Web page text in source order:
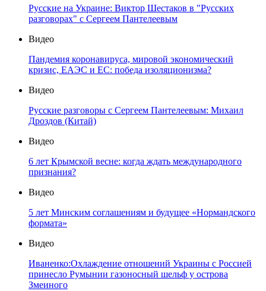
Русские на Украине: Виктор Шестаков в "Русских
разговорах" с Сергеем Пантелеевым
Видео
Пандемия коронавируса, мировой экономический
кризис, ЕАЭС и ЕС: победа изоляционизма?
Видео
Русские разговоры с Сергеем Пантелеевым: Михаил
Дроздов (Китай)
Видео
6 лет Крымской весне: когда ждать международного
признания?
Видео
5 лет Минским соглашениям и будущее «Нормандского
формата»
Видео
Иваненко:Охлаждение отношений Украины с Россией
принесло Румынии газоносный шельф у острова
Змеиного